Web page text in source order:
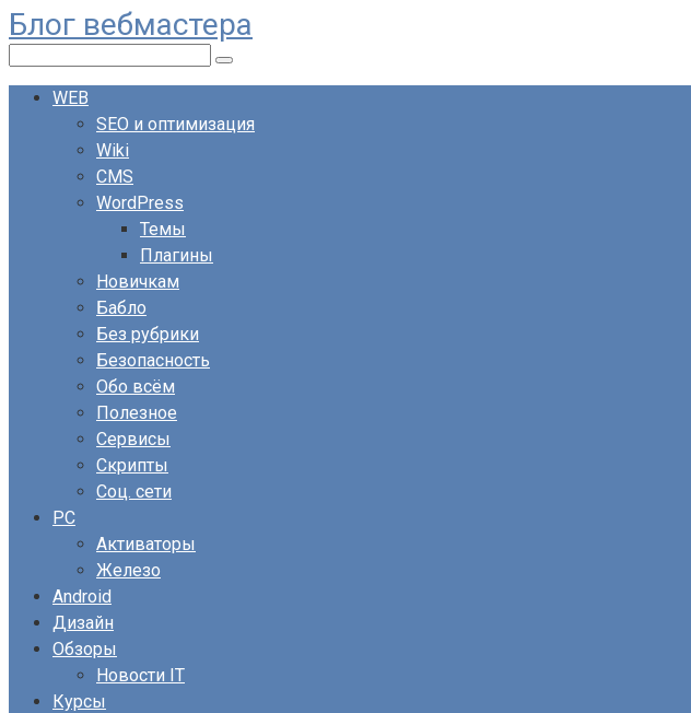
Перейти
к
контенту
Блог вебмастера
WEB
SEO и оптимизация
Wiki
CMS
WordPress
Темы
Плагины
Новичкам
Бабло
Без рубрики
Безопасность
Обо всём
Полезное
Сервисы
Скрипты
Соц. сети
PC
Активаторы
Железо
Android
Дизайн
Обзоры
Новости IT
Курсы